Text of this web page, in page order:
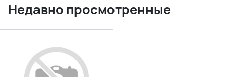
Недавно просмотренные